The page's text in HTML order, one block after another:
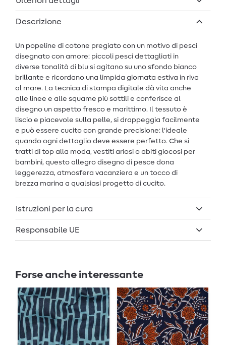
Descrizione
Un popeline di cotone pregiato con un motivo di pesci
disegnato con amore: piccoli pesci dettagliati in
diverse tonalità di blu si agitano su uno sfondo bianco
brillante e ricordano una limpida giornata estiva in riva
al mare. La tecnica di stampa digitale dà vita anche
alle linee e alle squame più sottili e conferisce al
disegno un aspetto fresco e marittimo. Il tessuto è
liscio e piacevole sulla pelle, si drappeggia facilmente
e può essere cucito con grande precisione: l'ideale
quando ogni dettaglio deve essere perfetto. Che si
tratti di top alla moda, vestiti ariosi o abiti giocosi per
bambini, questo allegro disegno di pesce dona
leggerezza, atmosfera vacanziera e un tocco di
brezza marina a qualsiasi progetto di cucito.
Istruzioni per la cura
Responsabile UE
Forse anche interessante